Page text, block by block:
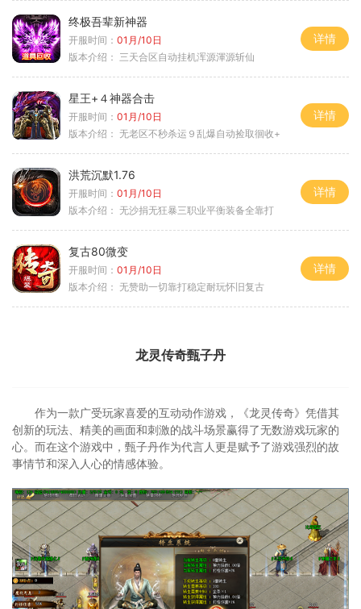
终极吾辈新神器
开服时间： 01月/10日
版本介绍： 三天合区自动挂机浑源渾源斩仙
详情
星王+４神器合击
开服时间： 01月/10日
版本介绍： 无老区不秒杀运９乱爆自动捡取徊收+
详情
洪荒沉默1.76
开服时间： 01月/10日
版本介绍： 无沙捐无狂暴三职业平衡装备全靠打
详情
复古80微变
开服时间： 01月/10日
版本介绍： 无赞助一切靠打稳定耐玩怀旧复古
详情
龙灵传奇甄子丹
作为一款广受玩家喜爱的互动动作游戏，《龙灵传奇》凭借其
创新的玩法、精美的画面和刺激的战斗场景赢得了无数游戏玩家的
心。而在这个游戏中，甄子丹作为代言人更是赋予了游戏强烈的故
事情节和深入人心的情感体验。